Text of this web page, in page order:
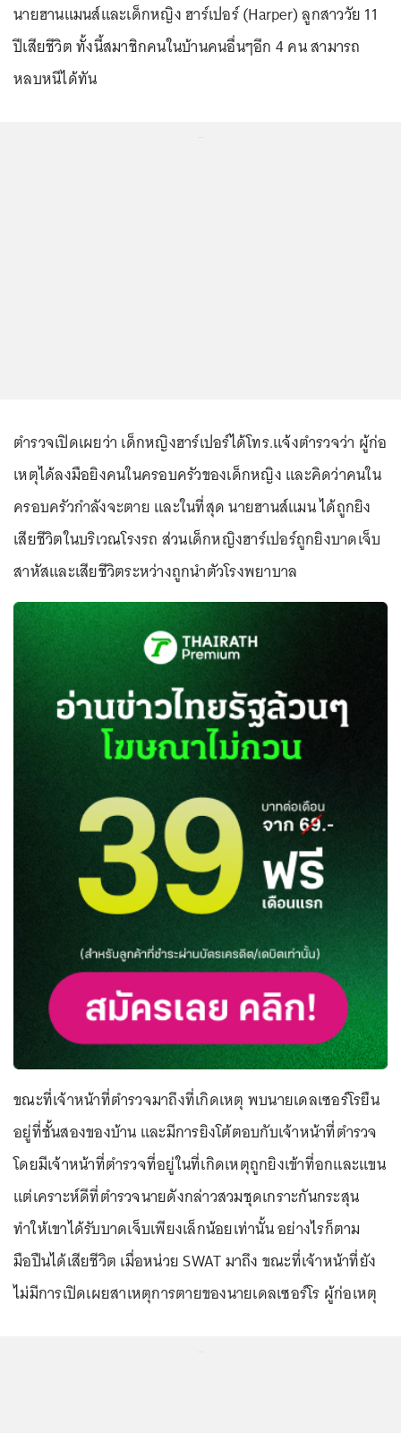
นายฮานแมนส์และเด็กหญิง ฮาร์เปอร์ (Harper) ลูกสาววัย 11
ปีเสียชีวิต ทั้งนี้สมาชิกคนในบ้านคนอื่นๆอีก 4 คน สามารถ
หลบหนีได้ทัน
ตำรวจเปิดเผยว่า เด็กหญิงฮาร์เปอร์ได้โทร.แจ้งตำรวจว่า ผู้ก่อ
เหตุได้ลงมือยิงคนในครอบครัวของเด็กหญิง และคิดว่าคนใน
ครอบครัวกำลังจะตาย และในที่สุด นายฮานส์แมน ได้ถูกยิง
เสียชีวิตในบริเวณโรงรถ ส่วนเด็กหญิงฮาร์เปอร์ถูกยิงบาดเจ็บ
สาหัสและเสียชีวิตระหว่างถูกนำตัวโรงพยาบาล
ขณะที่เจ้าหน้าที่ตำรวจมาถึงที่เกิดเหตุ พบนายเดลเซอร์โรยืน
อยู่ที่ชั้นสองของบ้าน และมีการยิงโต้ตอบกับเจ้าหน้าที่ตำรวจ
โดยมีเจ้าหน้าที่ตำรวจที่อยู่ในที่เกิดเหตุถูกยิงเข้าที่อกและแขน
แต่เคราะห์ดีที่ตำรวจนายดังกล่าวสวมชุดเกราะกันกระสุน
ทำให้เขาได้รับบาดเจ็บเพียงเล็กน้อยเท่านั้น อย่างไรก็ตาม
มือปืนได้เสียชีวิต เมื่อหน่วย SWAT มาถึง ขณะที่เจ้าหน้าที่ยัง
ไม่มีการเปิดเผยสาเหตุการตายของนายเดลเซอร์โร ผู้ก่อเหตุ